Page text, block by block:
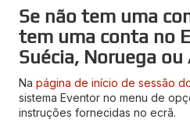
Se não tem uma
tem uma conta no
Suécia, Noruega
Na página de início de sessão
sistema Eventor no menu de
instruções fornecidas no ecrã.